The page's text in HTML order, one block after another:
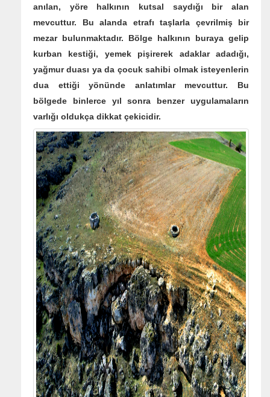
anılan, yöre halkının kutsal saydığı bir alan
mevcuttur. Bu alanda etrafı taşlarla çevrilmiş bir
mezar bulunmaktadır. Bölge halkının buraya gelip
kurban kestiği, yemek pişirerek adaklar adadığı,
yağmur duası ya da çocuk sahibi olmak isteyenlerin
dua ettiği yönünde anlatımlar mevcuttur. Bu
bölgede binlerce yıl sonra benzer uygulamaların
varlığı oldukça dikkat çekicidir.